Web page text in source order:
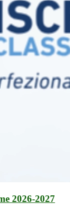
2026-2027